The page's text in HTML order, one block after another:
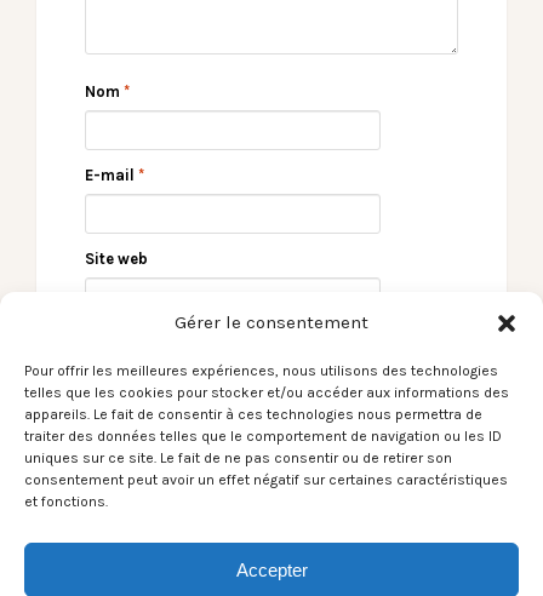
Gérer le consentement
Pour offrir les meilleures expériences, nous utilisons des technologies
telles que les cookies pour stocker et/ou accéder aux informations des
appareils. Le fait de consentir à ces technologies nous permettra de
traiter des données telles que le comportement de navigation ou les ID
uniques sur ce site. Le fait de ne pas consentir ou de retirer son
consentement peut avoir un effet négatif sur certaines caractéristiques
et fonctions.
Accepter
Nom *
E-mail *
Site web
← [La Reprise du